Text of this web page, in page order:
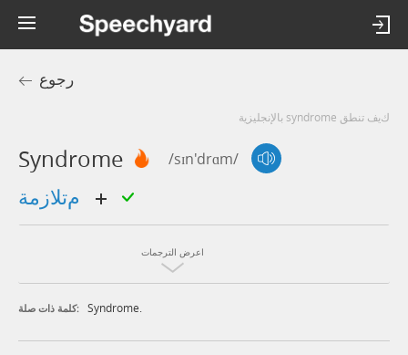
رجوع
كيف تنطق syndrome بالإنجليزية
Syndrome /sɪn'drɑm/
اعرض الترجمات
كلمة ذات صلة: Syndrome.